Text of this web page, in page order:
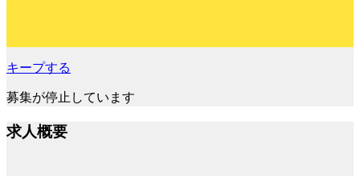
キープする
募集が停止しています
求人概要